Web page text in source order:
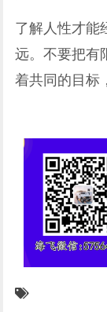
了解人性才能
远。不要把有
着共同的目标